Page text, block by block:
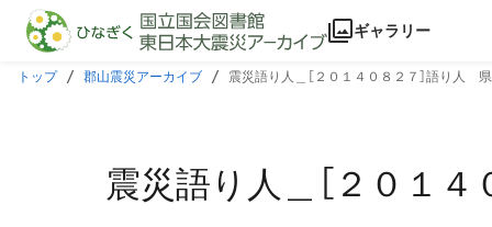
本文に飛ぶ
ギャラリー
トップ 郡山震災アーカイブ 震災語り人＿［２０１４０８２７］語り人
震災語り人＿［２０１